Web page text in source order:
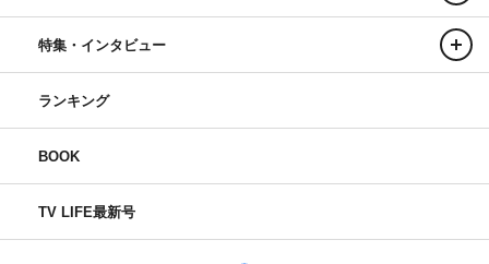
特集・インタビュー
ランキング
BOOK
TV LIFE最新号